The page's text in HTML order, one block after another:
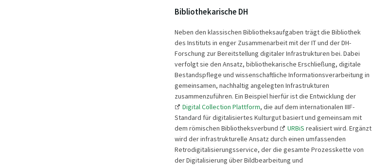
Bibliothekarische DH
Neben den klassischen Bibliotheksaufgaben trägt die Bibliothek
des Instituts in enger Zusammenarbeit mit der IT und der DH-
Forschung zur Bereitstellung digitaler Infrastrukturen bei. Dabei
verfolgt sie den Ansatz, bibliothekarische Erschließung, digitale
Bestandspflege und wissenschaftliche Informationsverarbeitung in
gemeinsamen, nachhaltig angelegten Infrastrukturen
zusammenzuführen. Ein Beispiel hierfür ist die Entwicklung der
Digital Collection Plattform, die auf dem internationalen IIIF-
Standard für digitalisiertes Kulturgut basiert und gemeinsam mit
dem römischen Bibliotheksverbund
URBiS realisiert wird. Ergänzt
wird der infrastrukturelle Ansatz durch einen umfassenden
Retrodigitalisierungsservice, der die gesamte Prozesskette von
der Digitalisierung über Bildbearbeitung und